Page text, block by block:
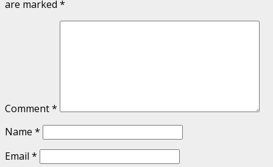
are marked *
Comment*
Name *
Email *